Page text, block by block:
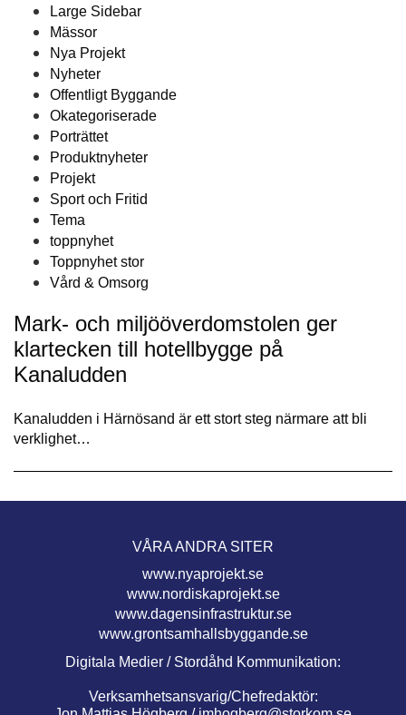
Large Sidebar
Mässor
Nya Projekt
Nyheter
Offentligt Byggande
Okategoriserade
Porträttet
Produktnyheter
Projekt
Sport och Fritid
Tema
toppnyhet
Toppnyhet stor
Vård & Omsorg
Mark- och miljööverdomstolen ger
klartecken till hotellbygge på
Kanaludden
Kanaludden i Härnösand är ett stort steg närmare att bli
verklighet…
VÅRA ANDRA SITER
www.nyaprojekt.se
www.nordiskaprojekt.se
www.dagensinfrastruktur.se
www.grontsamhallsbyggande.se
Digitala Medier / Stordåhd Kommunikation:
Verksamhetsansvarig/Chefredaktör: